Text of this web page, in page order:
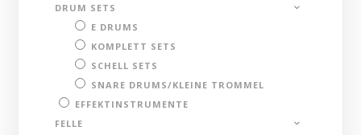
DRUM SETS
E DRUMS
KOMPLETT SETS
SCHELL SETS
SNARE DRUMS/KLEINE TROMMEL
EFFEKTINSTRUMENTE
FELLE